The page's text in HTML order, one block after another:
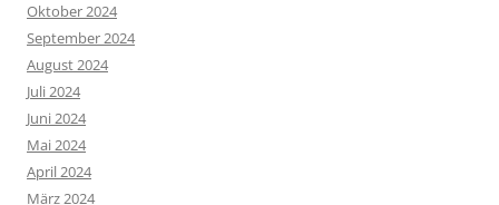
Oktober 2024
September 2024
August 2024
Juli 2024
Juni 2024
Mai 2024
April 2024
März 2024